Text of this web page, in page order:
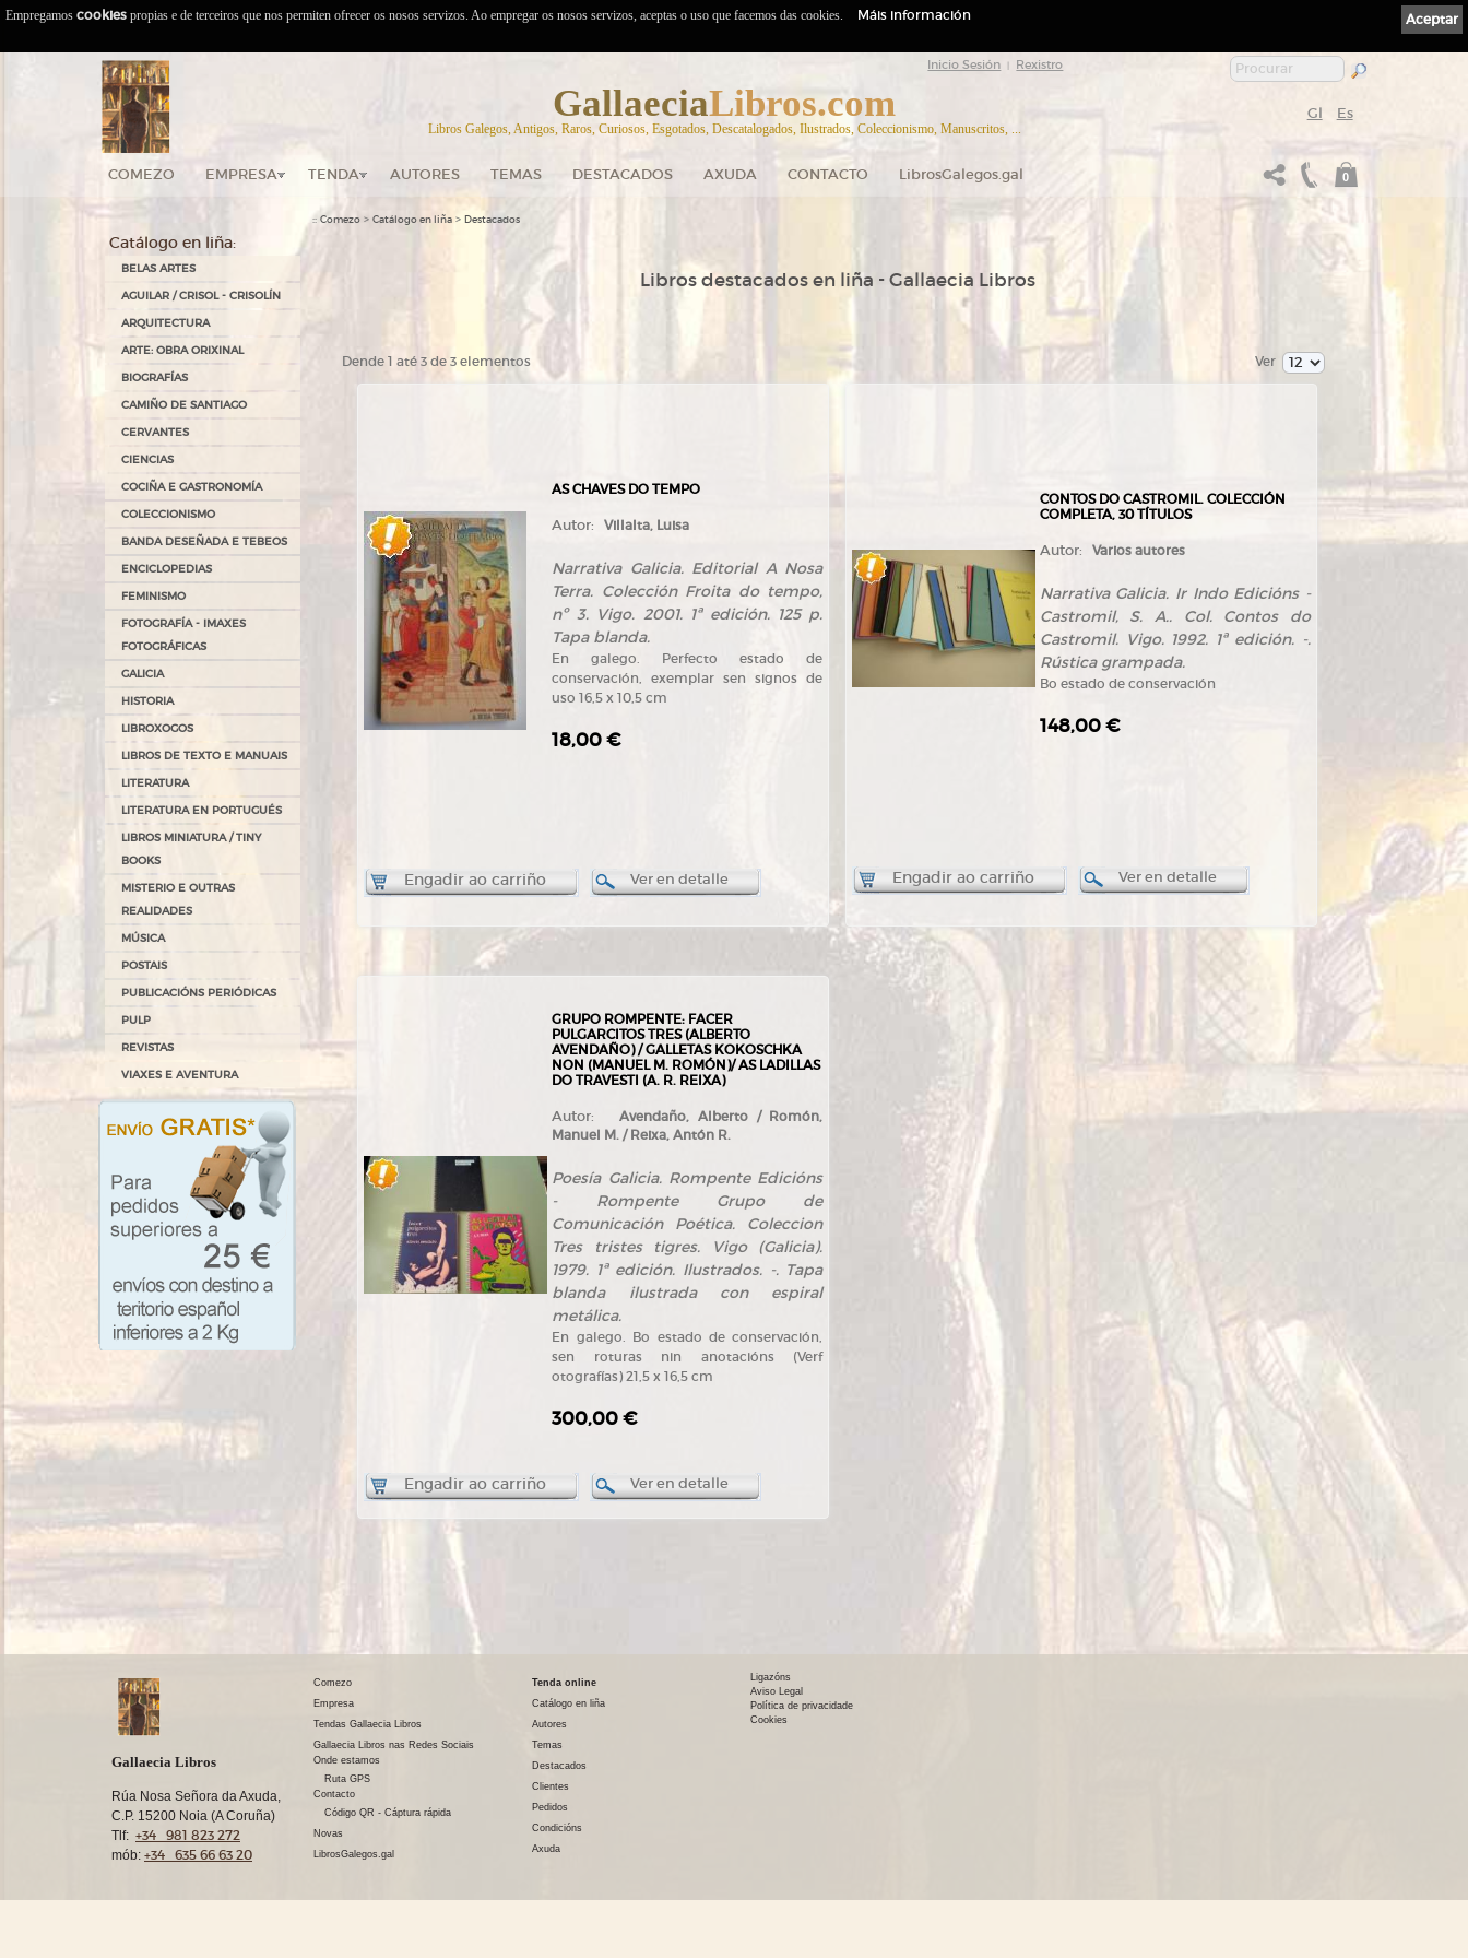
Inicio Sesión Rexistro
GallaeciaLibros.com
Libros Galegos, Antigos, Raros, Curiosos, Esgotados, Descatalogados, Ilustrados, Coleccionismo, Manuscritos, ...
Gl Es
COMEZO EMPRESA TENDA AUTORES TEMAS DESTACADOS AXUDA CONTACTO LibrosGalegos.gal 0
Catálogo en liña:
BELAS ARTES
AGUILAR / CRISOL - CRISOLÍN
ARQUITECTURA
ARTE: OBRA ORIXINAL
BIOGRAFÍAS
CAMIÑO DE SANTIAGO
CERVANTES
CIENCIAS
COCIÑA E GASTRONOMÍA
COLECCIONISMO
BANDA DESEÑADA E TEBEOS
ENCICLOPEDIAS
FEMINISMO
FOTOGRAFÍA - IMAXES
FOTOGRÁFICAS
GALICIA
HISTORIA
LIBROXOGOS
LIBROS DE TEXTO E MANUAIS
LITERATURA
LITERATURA EN PORTUGUÉS
LIBROS MINIATURA / TINY
BOOKS
MISTERIO E OUTRAS
REALIDADES
MÚSICA
POSTAIS
PUBLICACIÓNS PERIÓDICAS
PULP
REVISTAS
VIAXES E AVENTURA
:: Comezo > Catálogo en liña > Destacados
Libros destacados en liña - Gallaecia Libros
Dende 1 até 3 de 3 elementos Ver
AS CHAVES DO TEMPO
Autor:Villalta, Luisa
Narrativa Galicia. Editorial A Nosa
Terra. Colección Froita do tempo,
nº 3. Vigo. 2001. 1ª edición. 125 p.
Tapa blanda.
En galego. Perfecto estado de
conservación, exemplar sen signos de
uso 16,5 x 10,5 cm
18,00 €
Engadir ao carriño Ver en detalle
CONTOS DO CASTROMIL. COLECCIÓN
COMPLETA, 30 TÍTULOS
Autor: Varios autores
Narrativa Galicia. Ir Indo Edicións -
Castromil, S. A.. Col. Contos do
Castromil. Vigo. 1992. 1ª edición. -.
Rústica grampada.
Bo estado de conservación
148,00 €
Engadir ao carriño Ver en detalle
GRUPO ROMPENTE: FACER
PULGARCITOS TRES (ALBERTO
AVENDAÑO) / GALLETAS KOKOSCHKA
NON (MANUEL M. ROMÓN)/ AS LADILLAS
DO TRAVESTI (A. R. REIXA)
Autor:Avendaño, Alberto / Romón,
Manuel M. / Reixa, Antón R.
Poesía Galicia. Rompente Edicións
- Rompente Grupo de
Comunicación Poética. Coleccion
Tres tristes tigres. Vigo (Galicia).
1979. 1ª edición. Ilustrados. -. Tapa
blanda ilustrada con espiral
metálica.
En galego. Bo estado de conservación,
sen roturas nin anotacións (Verf
otografías) 21,5 x 16,5 cm
300,00 €
Engadir ao carriño Ver en detalle
Gallaecia Libros
Rúa Nosa Señora da Axuda,
C.P. 15200 Noia (A Coruña)
Tlf: +34 981 823 272
mób: +34 635 66 63 20
Comezo
Empresa
Tendas Gallaecia Libros
Gallaecia Libros nas Redes Sociais
Onde estamos
Ruta GPS
Contacto
Código QR - Cáptura rápida
Novas
LibrosGalegos.gal
Tenda online
Catálogo en liña
Autores
Temas
Destacados
Clientes
Pedidos
Condicións
Axuda
Ligazóns
Aviso Legal
Política de privacidade
Cookies
Aceptar
Empregamos cookies propias e de terceiros que nos permiten ofrecer os nosos servizos. Ao empregar os nosos servizos, aceptas o uso que facemos das cookies. Máis información